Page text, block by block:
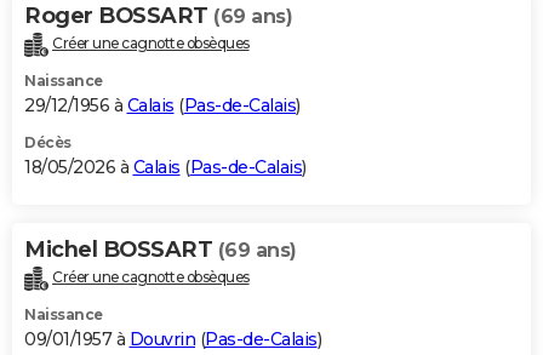
Carte de Noël
Carte Bonne année
Carte Saint-Valentin
Carte Pâques
Carte d'anniversaire
DICTIONNAIRE
Dictionnaire
Biographies
Citations
Expressions
Proverbes
PROGRAMME TV
S'inscrire
Se connecter
Lycées
Collèges
Primaires
Universités
Entreprises
Service militaire
Avis de recherche
AVIS DE DÉCÈS
Bricolage
Lifestyle
Culture
Sport
Auto
Television
Voyage
Cinema
Roger BOSSART (69 ans)
Créer une cagnotte obsèques
Naissance
29/12/1956 à Calais (Pas-de-Calais)
Décès
18/05/2026 à Calais (Pas-de-Calais)
Michel BOSSART (69 ans)
Créer une cagnotte obsèques
Naissance
09/01/1957 à Douvrin (Pas-de-Calais)